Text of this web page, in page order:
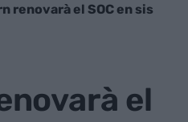
renovarà el SOC en sis
el